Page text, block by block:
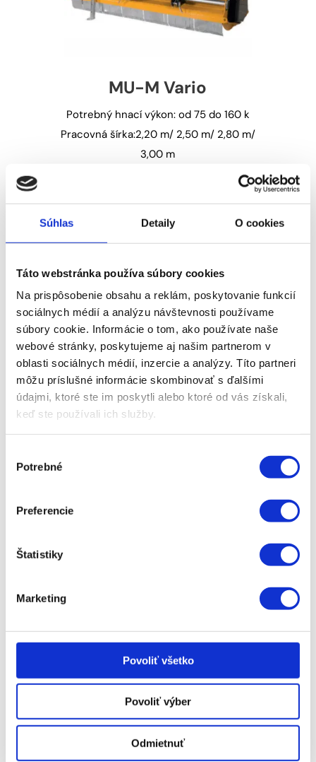
Súhlas Detaily O cookies
Táto webstránka používa súbory cookies
Na prispôsobenie obsahu a reklám, poskytovanie funkcií
sociálnych médií a analýzu návštevnosti používame
súbory cookie. Informácie o tom, ako používate naše
webové stránky, poskytujeme aj našim partnerom v
oblasti sociálnych médií, inzercie a analýzy. Títo partneri
môžu príslušné informácie skombinovať s ďalšími
údajmi, ktoré ste im poskytli alebo ktoré od vás získali,
keď ste používali ich služby.
súhlasu
Potrebné
Preferencie
Štatistiky
Marketing
Povoliť všetko
Povoliť výber
Odmietnuť
MU-M Vario
Potrebný hnací výkon: od 75 do 160 k
Pracovná šírka:2,20 m/ 2,50 m/ 2,80 m/
3,00 m
MU-E Vario | MU-E Hydro
Potrebný hnací výkon: od 25 do 60 k
Pracovná šírka: 1,20 m/ 1,40 m/ 1,60 m/
1,80 m/ 2,00 m
Na sklade
MU-Vario-Shark 2.0
Na sklade
MU-PRO Vario
Potrebný hnací výkon: od 95 do 250 k
Pracovná šírka: 2,50 m/ 2,80 m/ 3,00 m/
3,20 m